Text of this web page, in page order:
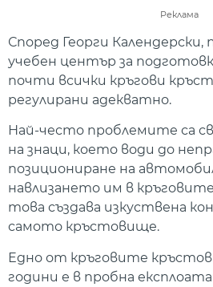
Реклама
Според Георги Календерски,
учебен център за
почти всички кръгови
регулирани адекватно.
Най-често проблемите са
на знаци, което води до
позициониране на
навлизането им в
това създава изкуствена
самото кръстовище.
Едно от кръговите
години е в пробна